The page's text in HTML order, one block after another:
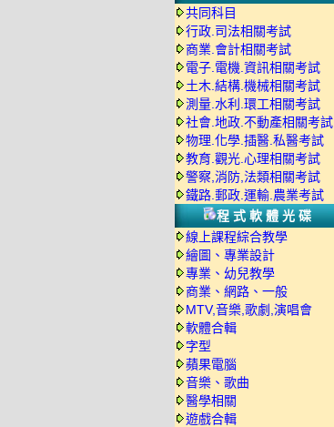
共同科目
行政.司法相關考試
商業.會計相關考試
電子.電機.資訊相關考試
土木.結構.機械相關考試
測量.水利.環工相關考試
社會.地政.不動產相關考試
物理.化學.插醫.私醫考試
教育.觀光.心理相關考試
警察,消防,法類相關考試
鐵路.郵政.運輸.農業考試
程式軟體光碟
線上課程綜合教學
繪圖、專業設計
專業、幼兒教學
商業、網路、一般
MTV,音樂,歌劇,演唱會
軟體合輯
字型
蘋果電腦
音樂、歌曲
醫學相關
遊戲合輯